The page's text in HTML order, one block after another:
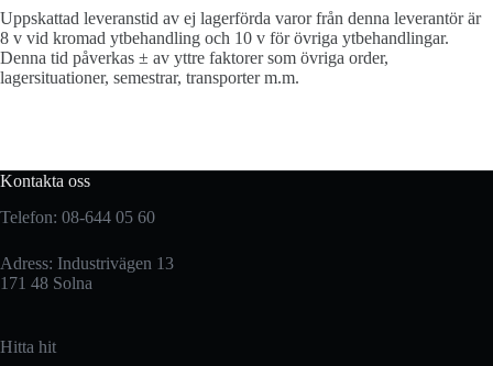
Uppskattad leveranstid av ej lagerförda varor från denna leverantör är
8 v vid kromad ytbehandling och 10 v för övriga ytbehandlingar.
Denna tid påverkas ± av yttre faktorer som övriga order,
lagersituationer, semestrar, transporter m.m.
Kontakta oss
Telefon: 08-644 05 60
Adress: Industrivägen 13
171 48 Solna
Hitta hit